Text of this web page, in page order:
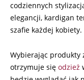
codziennych
elegancji, kardigan
szafie każdej kobiety.
Wybierając produkty
otrzymuje się odzież